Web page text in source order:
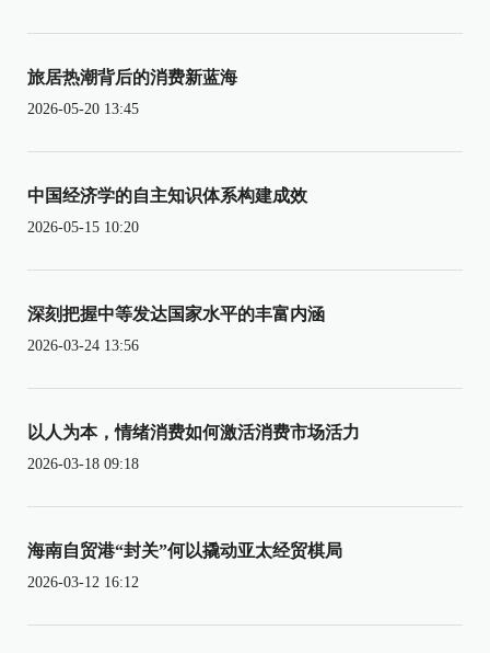
旅居热潮背后的消费新蓝海
2026-05-20 13:45
中国经济学的自主知识体系构建成效
2026-05-15 10:20
深刻把握中等发达国家水平的丰富内涵
2026-03-24 13:56
以人为本，情绪消费如何激活消费市场活力
2026-03-18 09:18
海南自贸港“封关”何以撬动亚太经贸棋局
2026-03-12 16:12